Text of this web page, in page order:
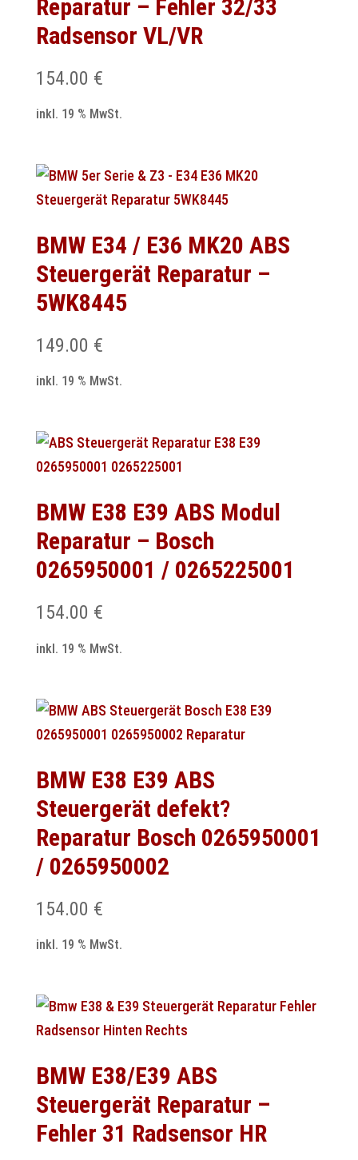
Reparatur – Fehler 32/33
Radsensor VL/VR
154.00 €
inkl. 19 % MwSt.
BMW E34 / E36 MK20 ABS
Steuergerät Reparatur –
5WK8445
149.00 €
inkl. 19 % MwSt.
BMW E38 E39 ABS Modul
Reparatur – Bosch
0265950001 / 0265225001
154.00 €
inkl. 19 % MwSt.
BMW E38 E39 ABS
Steuergerät defekt?
Reparatur Bosch 0265950001
/ 0265950002
154.00 €
inkl. 19 % MwSt.
BMW E38/E39 ABS
Steuergerät Reparatur –
Fehler 31 Radsensor HR